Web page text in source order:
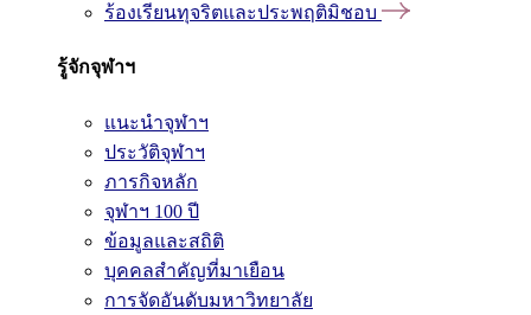
ร้องเรียนทุจริตและประพฤติมิชอบ
รู้จักจุฬาฯ
แนะนำจุฬาฯ
ประวัติจุฬาฯ
ภารกิจหลัก
จุฬาฯ 100 ปี
ข้อมูลและสถิติ
บุคคลสำคัญที่มาเยือน
การจัดอันดับมหาวิทยาลัย